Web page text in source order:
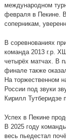
международном
февраля в Пекине.
соперникам,
В соревнованиях
команда 2013 г.р.
четырёх матчах. В
финале также
На торжественном
России под звуки
Кирилл Тутберидзе
Успех в Пекине
В 2025 году
весь пьедестал